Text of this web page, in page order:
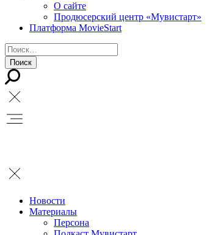
О сайте
Продюсерский центр «Мувистарт»
Платформа MovieStart
Новости
Материалы
Персона